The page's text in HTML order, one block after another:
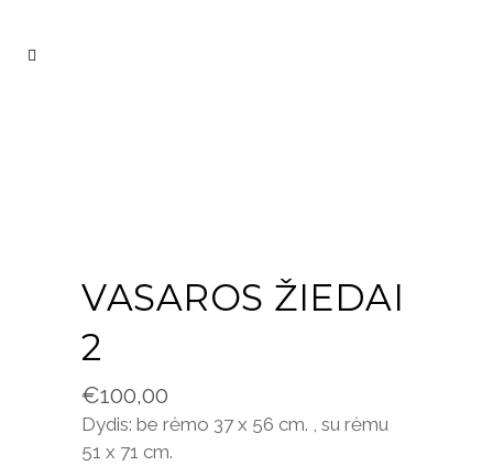
VASAROS ŽIEDAI
2
€100,00
Dydis: be rėmo 37 x 56 cm. , su rėmu
51 x 71 cm.